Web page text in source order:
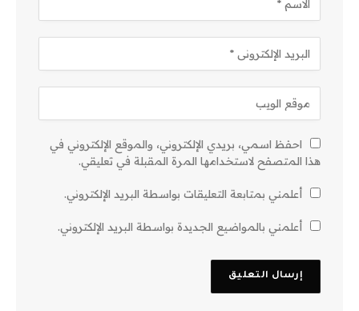
احفظ اسمي، بريدي الإلكتروني، والموقع الإلكتروني في
هذا المتصفح لاستخدامها المرة المقبلة في تعليقي.
أعلمني بمتابعة التعليقات بواسطة البريد الإلكتروني.
أعلمني بالمواضيع الجديدة بواسطة البريد الإلكتروني.